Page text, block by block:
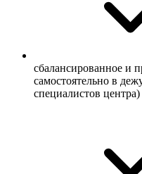
сбалансированное и
самостоятельно в
специалистов центра)